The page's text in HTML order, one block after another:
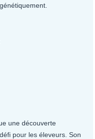
une découverte
pour les éleveurs. Son